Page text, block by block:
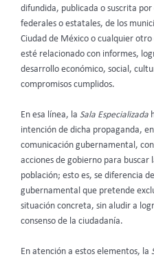
difundida, publicada o suscrita
federales o estatales, de los
Ciudad de México o cualquier
esté relacionado con informes,
desarrollo económico, social,
compromisos cumplidos.
En esa línea, la Sala Especializada
intención de dicha propaganda,
comunicación gubernamental,
acciones de gobierno para buscar
población; esto es, se diferencia
gubernamental que pretende
situación concreta, sin aludir a
consenso de la ciudadanía.
En atención a estos elementos, la